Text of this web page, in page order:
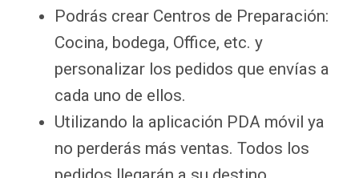
Podrás crear Centros de Preparación:
Cocina, bodega, Office, etc. y
personalizar los pedidos que envías a
cada uno de ellos.
Utilizando la aplicación PDA móvil ya
no perderás más ventas. Todos los